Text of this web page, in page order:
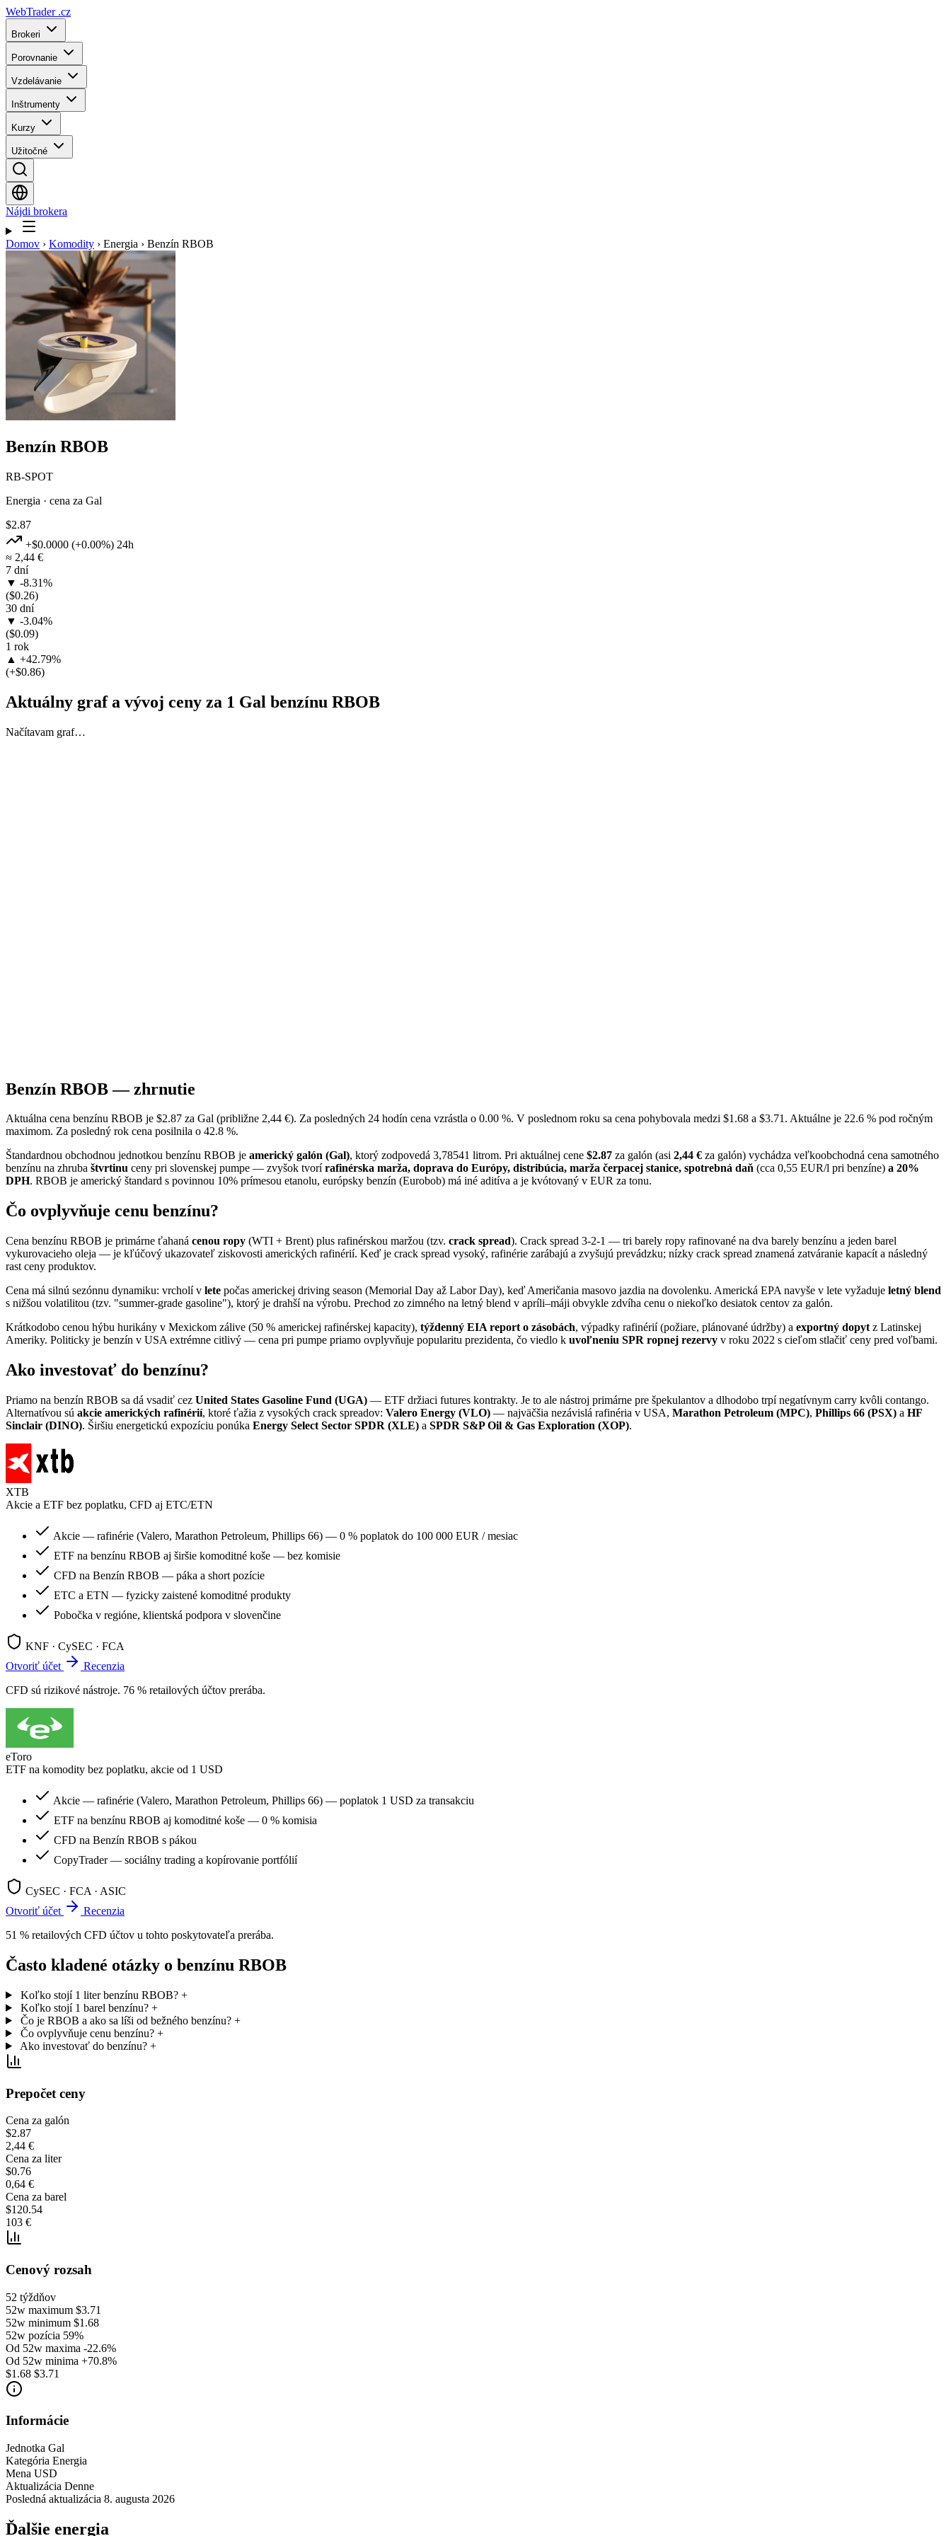
WebTrader .cz
Brokeri
Porovnanie
Vzdelávanie
Inštrumenty
Kurzy
Užitočné
Nájdi brokera
Domov › Komodity › Energia › Benzín RBOB
Benzín RBOB
RB-SPOT
Energia · cena za Gal
$2.87
+$0.0000 (+0.00%) 24h
≈ 2,44 €
7 dní
▼ -8.31%
($0.26)
30 dní
▼ -3.04%
($0.09)
1 rok
▲ +42.79%
(+$0.86)
Aktuálny graf a vývoj ceny za 1 Gal benzínu RBOB
Načítavam graf…
Benzín RBOB — zhrnutie
Aktuálna cena benzínu RBOB je $2.87 za Gal (približne 2,44 €). Za posledných 24 hodín cena vzrástla o 0.00 %. V poslednom roku sa cena pohybovala medzi $1.68 a $3.71. Aktuálne je 22.6 % pod ročným
maximom. Za posledný rok cena posilnila o 42.8 %.
Štandardnou obchodnou jednotkou benzínu RBOB je americký galón (Gal), ktorý zodpovedá 3,78541 litrom. Pri aktuálnej cene $2.87 za galón (asi 2,44 € za galón) vychádza veľkoobchodná cena samotného
benzínu na zhruba štvrtinu ceny pri slovenskej pumpe — zvyšok tvorírafinérska marža, doprava do Európy, distribúcia, marža čerpacej stanice, spotrebná daň (cca 0,55 EUR/l pri benzíne) a 20%
DPH. RBOB je americký štandard s povinnou 10% prímesou etanolu, európsky benzín (Eurobob) má iné aditíva a je kvótovaný v EUR za tonu.
Čo ovplyvňuje cenu benzínu?
Cena benzínu RBOB je primárne ťahaná cenou ropy (WTI + Brent) plus rafinérskou maržou (tzv. crack spread). Crack spread 3-2-1 — tri barely ropy rafinované na dva barely benzínu a jeden barel
vykurovacieho oleja — je kľúčový ukazovateľ ziskovosti amerických rafinérií. Keď je crack spread vysoký, rafinérie zarábajú a zvyšujú prevádzku; nízky crack spread znamená zatváranie kapacít a následný
rast ceny produktov.
Cena má silnú sezónnu dynamiku: vrcholí v lete počas americkej driving season (Memorial Day až Labor Day), keď Američania masovo jazdia na dovolenku. Americká EPA navyše v lete vyžaduje letný blend
s nižšou volatilitou (tzv. "summer-grade gasoline"), ktorý je drahší na výrobu. Prechod zo zimného na letný blend v apríli–máji obvykle zdvíha cenu o niekoľko desiatok centov za galón.
Krátkodobo cenou hýbu hurikány v Mexickom zálive (50 % americkej rafinérskej kapacity), týždenný EIA report o zásobách, výpadky rafinérií (požiare, plánované údržby) a exportný dopyt z Latinskej
Ameriky. Politicky je benzín v USA extrémne citlivý — cena pri pumpe priamo ovplyvňuje popularitu prezidenta, čo viedlo k uvoľneniu SPR ropnej rezervy v roku 2022 s cieľom stlačiť ceny pred voľbami.
Ako investovať do benzínu?
Priamo na benzín RBOB sa dá vsadiť cez United States Gasoline Fund (UGA) — ETF držiaci futures kontrakty. Je to ale nástroj primárne pre špekulantov a dlhodobo trpí negatívnym carry kvôli contango.
Alternatívou sú akcie amerických rafinérií, ktoré ťažia z vysokých crack spreadov: Valero Energy (VLO) — najväčšia nezávislá rafinéria v USA, Marathon Petroleum (MPC), Phillips 66 (PSX) a HF
Sinclair (DINO). Širšiu energetickú expozíciu ponúka Energy Select Sector SPDR (XLE) a SPDR S&P Oil & Gas Exploration (XOP).
XTB
Akcie a ETF bez poplatku, CFD aj ETC/ETN
Akcie — rafinérie (Valero, Marathon Petroleum, Phillips 66) — 0 % poplatok do 100 000 EUR / mesiac
ETF na benzínu RBOB aj širšie komoditné koše — bez komisie
CFD na Benzín RBOB — páka a short pozície
ETC a ETN — fyzicky zaistené komoditné produkty
Pobočka v regióne, klientská podpora v slovenčine
KNF · CySEC · FCA
Otvoriť účet
Recenzia
CFD sú rizikové nástroje. 76 % retailových účtov prerába.
eToro
ETF na komodity bez poplatku, akcie od 1 USD
Akcie — rafinérie (Valero, Marathon Petroleum, Phillips 66) — poplatok 1 USD za transakciu
ETF na benzínu RBOB aj komoditné koše — 0 % komisia
CFD na Benzín RBOB s pákou
CopyTrader — sociálny trading a kopírovanie portfólií
CySEC · FCA · ASIC
Otvoriť účet
Recenzia
51 % retailových CFD účtov u tohto poskytovateľa prerába.
Často kladené otázky o benzínu RBOB
Koľko stojí 1 liter benzínu RBOB? +
Koľko stojí 1 barel benzínu? +
Čo je RBOB a ako sa líši od bežného benzínu? +
Čo ovplyvňuje cenu benzínu? +
Ako investovať do benzínu? +
Prepočet ceny
Cena za galón
$2.87
2,44 €
Cena za liter
$0.76
0,64 €
Cena za barel
$120.54
103 €
Cenový rozsah
52 týždňov
52w maximum $3.71
52w minimum $1.68
52w pozícia 59%
Od 52w maxima -22.6%
Od 52w minima +70.8%
$1.68 $3.71
Informácie
Jednotka Gal
Kategória Energia
Mena USD
Aktualizácia Denne
Posledná aktualizácia 8. augusta 2026
Ďalšie energia